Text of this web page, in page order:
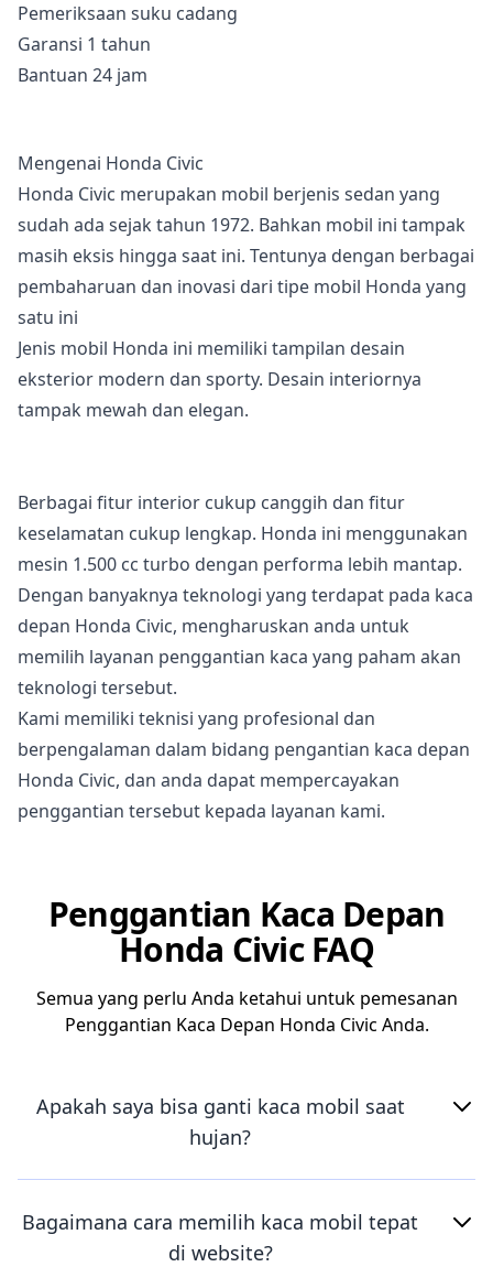
Pemeriksaan suku cadang
Garansi 1 tahun
Bantuan 24 jam
Mengenai Honda Civic
Honda Civic merupakan mobil berjenis sedan yang
sudah ada sejak tahun 1972. Bahkan mobil ini tampak
masih eksis hingga saat ini. Tentunya dengan berbagai
pembaharuan dan inovasi dari tipe mobil Honda yang
satu ini
Jenis mobil Honda ini memiliki tampilan desain
eksterior modern dan sporty. Desain interiornya
tampak mewah dan elegan.
Berbagai fitur interior cukup canggih dan fitur
keselamatan cukup lengkap. Honda ini menggunakan
mesin 1.500 cc turbo dengan performa lebih mantap.
Dengan banyaknya teknologi yang terdapat pada kaca
depan Honda Civic, mengharuskan anda untuk
memilih layanan penggantian kaca yang paham akan
teknologi tersebut.
Kami memiliki teknisi yang profesional dan
berpengalaman dalam bidang pengantian kaca depan
Honda Civic, dan anda dapat mempercayakan
penggantian tersebut kepada layanan kami.
Penggantian Kaca Depan
Honda Civic FAQ
Semua yang perlu Anda ketahui untuk pemesanan
Penggantian Kaca Depan Honda Civic Anda.
Apakah saya bisa ganti kaca mobil saat
hujan?
Bagaimana cara memilih kaca mobil tepat
di website?